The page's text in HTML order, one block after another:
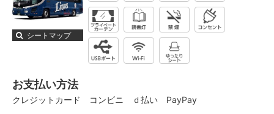
シートマップ
お支払い方法
クレジットカード コンビニ ｄ払い PayPay